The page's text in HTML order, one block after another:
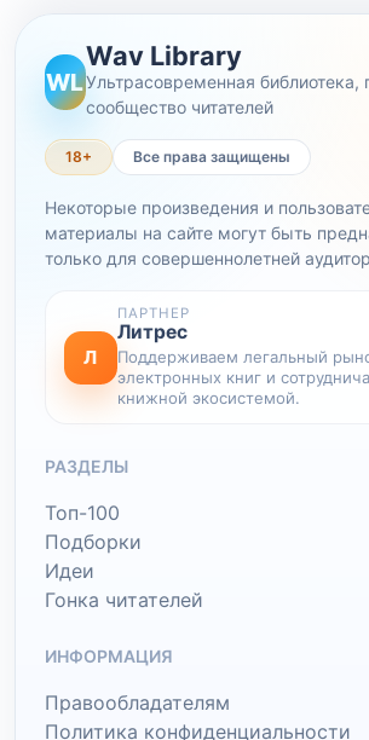
WL
Wav Library
Ультрасовременная библиотека,
сообщество читателей
18+ Все права защищены
Некоторые произведения и
материалы на сайте могут быть
только для совершеннолетней
Л
ПАРТНЕР
Литрес
Поддерживаем легальный
электронных книг и
книжной экосистемой.
РАЗДЕЛЫ
Топ-100
Подборки
Идеи
Гонка читателей
ИНФОРМАЦИЯ
Правообладателям
Политика конфиденциальности